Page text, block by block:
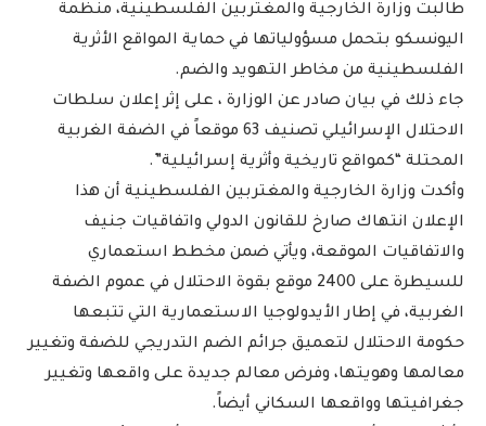
طالبت وزارة الخارجية والمغتربين الفلسطينية، منظمة
اليونسكو بتحمل مسؤولياتها في حماية المواقع الأثرية
الفلسطينية من مخاطر التهويد والضم.
جاء ذلك في بيان صادر عن الوزارة ، على إثر إعلان سلطات
الاحتلال الإسرائيلي تصنيف 63 موقعاً في الضفة الغربية
المحتلة “كمواقع تاريخية وأثرية إسرائيلية”.
وأكدت وزارة الخارجية والمغتربين الفلسطينية أن هذا
الإعلان انتهاك صارخ للقانون الدولي واتفاقيات جنيف
والاتفاقيات الموقعة، ويأتي ضمن مخطط استعماري
للسيطرة على 2400 موقع بقوة الاحتلال في عموم الضفة
الغربية، في إطار الأيدولوجيا الاستعمارية التي تتبعها
حكومة الاحتلال لتعميق جرائم الضم التدريجي للضفة وتغيير
معالمها وهويتها، وفرض معالم جديدة على واقعها وتغيير
جغرافيتها وواقعها السكاني أيضاً.